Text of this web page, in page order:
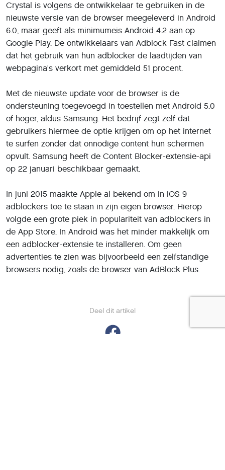
Deel dit artikel
Crystal is volgens de ontwikkelaar te gebruiken in de
nieuwste versie van de browser meegeleverd in Android
6.0, maar geeft als minimumeis Android 4.2 aan op
Google Play. De ontwikkelaars van Adblock Fast claimen
dat het gebruik van hun adblocker de laadtijden van
webpagina's verkort met gemiddeld 51 procent.
Met de nieuwste update voor de browser is de
ondersteuning toegevoegd in toestellen met Android 5.0
of hoger, aldus Samsung. Het bedrijf zegt zelf dat
gebruikers hiermee de optie krijgen om op het internet
te surfen zonder dat onnodige content hun schermen
opvult. Samsung heeft de Content Blocker-extensie-api
op 22 januari beschikbaar gemaakt.
In juni 2015 maakte Apple al bekend om in iOS 9
adblockers toe te staan in zijn eigen browser. Hierop
volgde een grote piek in populariteit van adblockers in
de App Store. In Android was het minder makkelijk om
een adblocker-extensie te installeren. Om geen
advertenties te zien was bijvoorbeeld een zelfstandige
browsers nodig, zoals de browser van AdBlock Plus.